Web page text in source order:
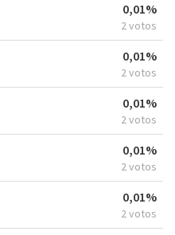
0,01%
2 votos
0,01%
2 votos
0,01%
2 votos
0,01%
2 votos
0,01%
2 votos